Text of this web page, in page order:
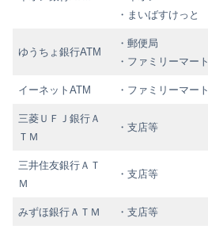
・まいばすけっと
ゆうちょ銀行ATM
・郵便局
・ファミリーマート
イーネットATM ・ファミリーマート
三菱ＵＦＪ銀行Ａ
ＴＭ
・支店等
三井住友銀行ＡＴ
Ｍ
・支店等
みずほ銀行ＡＴＭ ・支店等